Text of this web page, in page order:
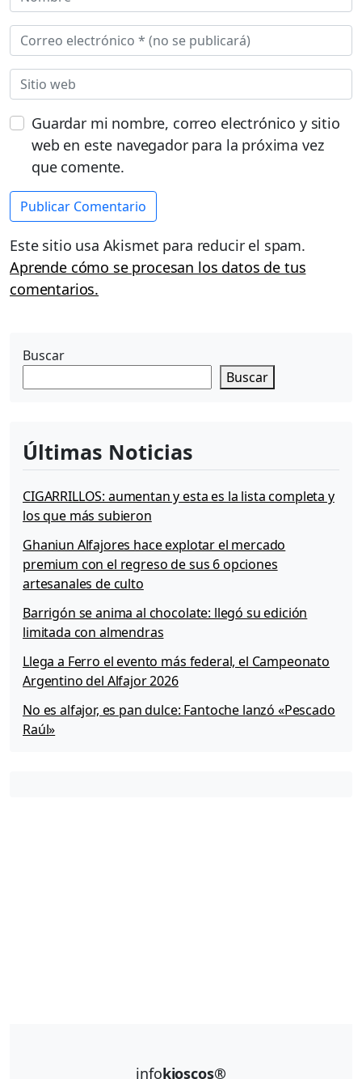
Guardar mi nombre, correo electrónico y sitio
web en este navegador para la próxima vez
que comente.
Este sitio usa Akismet para reducir el spam.
Aprende cómo se procesan los datos de tus
comentarios.
Buscar
Buscar
Últimas Noticias
CIGARRILLOS: aumentan y esta es la lista completa y
los que más subieron
Ghaniun Alfajores hace explotar el mercado
premium con el regreso de sus 6 opciones
artesanales de culto
Barrigón se anima al chocolate: llegó su edición
limitada con almendras
Llega a Ferro el evento más federal, el Campeonato
Argentino del Alfajor 2026
No es alfajor, es pan dulce: Fantoche lanzó «Pescado
Raúl»
infokioscos®